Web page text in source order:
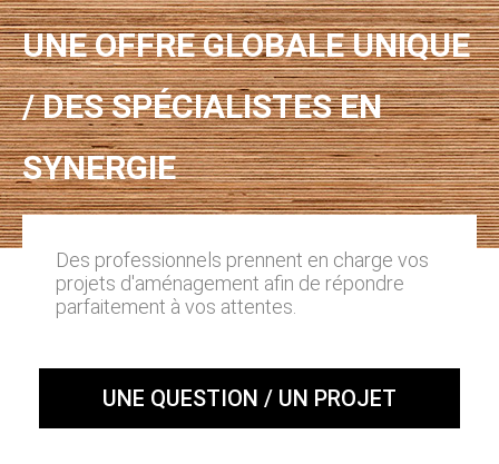
UNE OFFRE GLOBALE UNIQUE
/ DES SPÉCIALISTES EN
SYNERGIE
Des professionnels prennent en charge vos
projets d'aménagement afin de répondre
parfaitement à vos attentes.
UNE QUESTION / UN PROJET